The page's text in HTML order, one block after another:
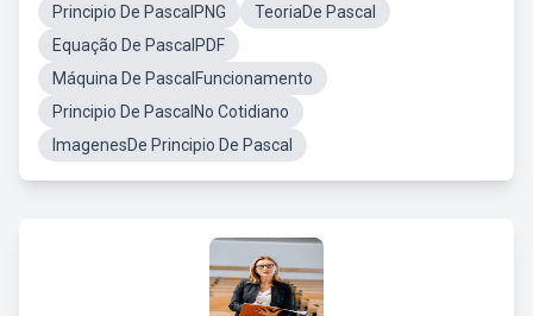
Principio De PascalPNG
TeoriaDe Pascal
Equação De PascalPDF
Máquina De PascalFuncionamento
Principio De PascalNo Cotidiano
ImagenesDe Principio De Pascal